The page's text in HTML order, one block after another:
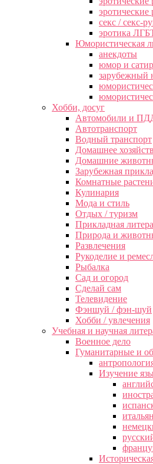
секс / секс-
эротика
Юмористическая
анекдоты
юмор и
зарубежный
Хобби, досуг
Автомобили и
Автотранспорт
Водный транспорт
Домашнее
Домашние
Зарубежная
Комнатные
Кулинария
Мода и стиль
Отдых / туризм
Прикладная
Природа и
Развлечения
Рукоделие и
Рыбалка
Сад и огород
Сделай сам
Телевидение
Фэншуй / фэн-шуй
Хобби / увлечения
Учебная и научная
Военное дело
Гуманитарные и
Изучение